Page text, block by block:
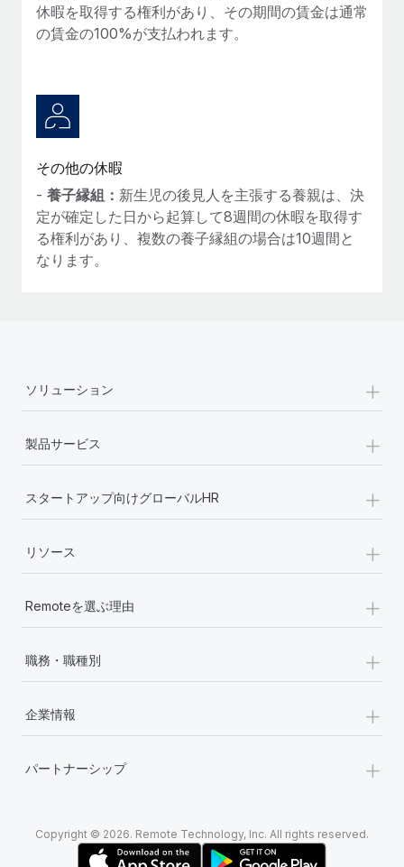
休暇を取得する権利があり、その期間の賃金は通常
の賃金の100%が支払われます。
その他の休暇
- 養子縁組： 新生児の後見人を主張する養親は、決
定が確定した日から起算して8週間の休暇を取得す
る権利があり、複数の養子縁組の場合は10週間と
なります。
ソリューション +
製品サービス +
スタートアップ向けグローバルHR +
リソース +
Remoteを選ぶ理由 +
職務・職種別 +
企業情報 +
パートナーシップ +
Copyright © 2026. Remote Technology, Inc. All rights reserved.